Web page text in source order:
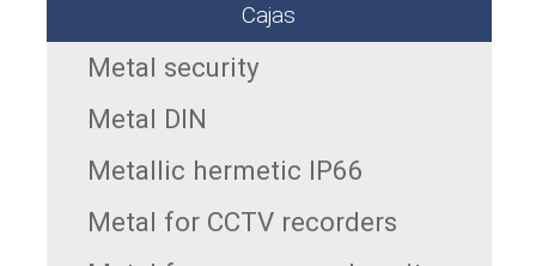
Cajas
Metal security
Metal DIN
Metallic hermetic IP66
Metal for CCTV recorders